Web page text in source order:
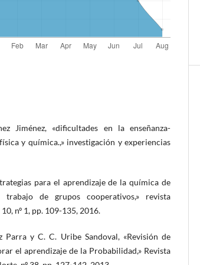
Jiménez, «dificultades en la enseñanza-
y química.,» investigación y experiencias
para el aprendizaje de la química de
de grupos cooperativos,» revista
nº 1, pp. 109-135, 2016.
y C. C. Uribe Sandoval, «Revisión de
el aprendizaje de la Probabilidad,» Revista